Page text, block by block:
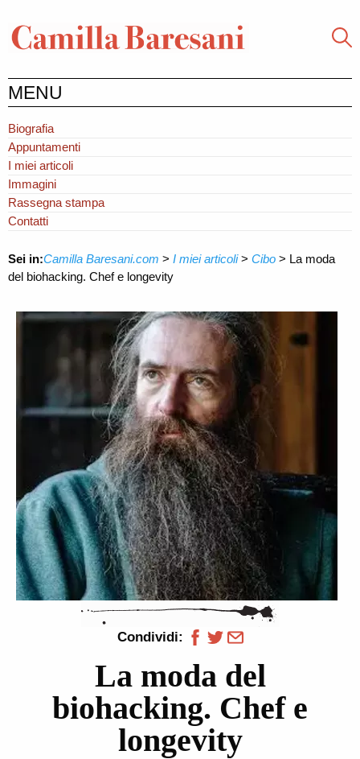
MENU
Biografia
Appuntamenti
I miei articoli
Immagini
Rassegna stampa
Contatti
Sei in:Camilla Baresani.com > I miei articoli> Cibo > La moda
del biohacking. Chef e longevity
Condividi:
La moda del
biohacking. Chef e
longevity